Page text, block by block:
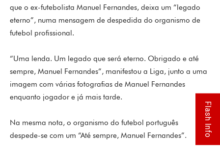
que o ex-futebolista Manuel Fernandes, deixa um “legado
eterno”, numa mensagem de despedida do organismo de
futebol profissional.
“Uma lenda. Um legado que será eterno. Obrigado e até
sempre, Manuel Fernandes”, manifestou a Liga, junto a uma
imagem com várias fotografias de Manuel Fernandes
enquanto jogador e já mais tarde.
Na mesma nota, o organismo do futebol português
despede-se com um “Até sempre, Manuel Fernandes”.
Flash Info